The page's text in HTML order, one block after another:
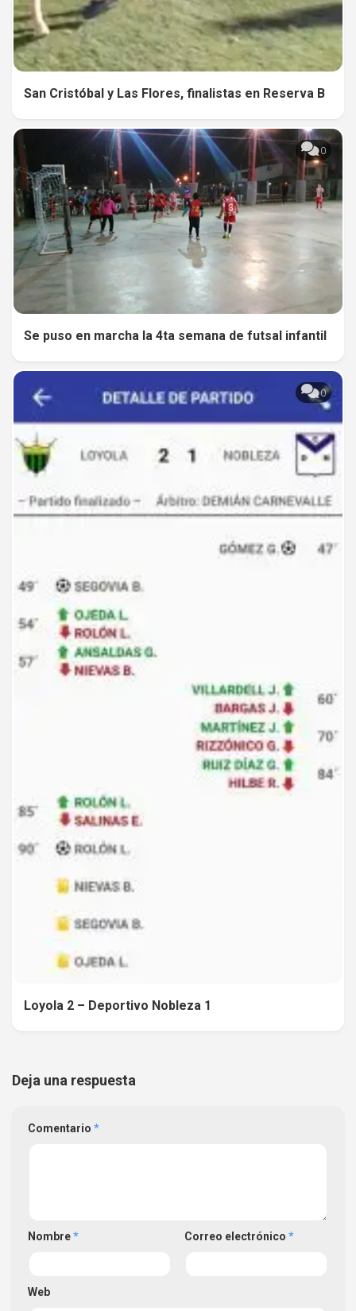
San Cristóbal y Las Flores, finalistas en Reserva B
0
Se puso en marcha la 4ta semana de futsal infantil
0
Loyola 2 – Deportivo Nobleza 1
Deja una respuesta
Comentario *
Nombre* Correo electrónico *
Web